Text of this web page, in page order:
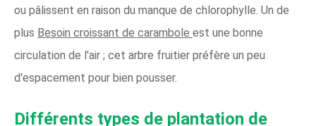
ou pâlissent en raison du manque de chlorophylle. Un de
plus Besoin croissant de carambole est une bonne
circulation de l'air ; cet arbre fruitier préfère un peu
d'espacement pour bien pousser.
Différents types de plantation de